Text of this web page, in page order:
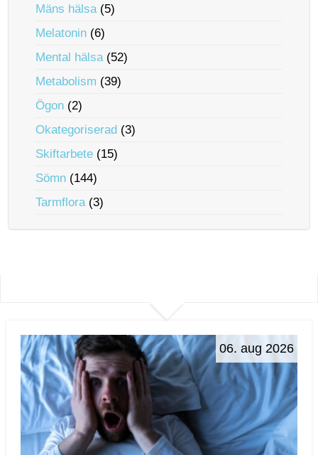
Mäns hälsa(5)
Melatonin (6)
Mental hälsa(52)
Metabolism (39)
Ögon (2)
Okategoriserad (3)
Skiftarbete (15)
Sömn (144)
Tarmflora(3)
06. aug 2026